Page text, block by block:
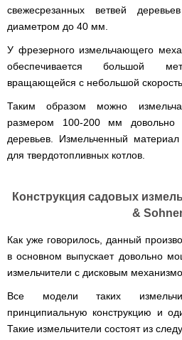
свежесрезанных ветвей
диаметром до 40 мм.
У фрезерного измельчающего
обеспечивается большой
вращающейся с небольшой
Таким образом можно
размером 100-200 мм довольно
деревьев. Измельченный материал
для твердотопливных котлов.
Конструкция садовых
&
Как уже говорилось, данный
в основном выпускает довольно
измельчители с дисковым
Все модели таких
принципиальную конструкцию и
Такие измельчители состоят из
Бойлеры
Clima
Runde
H
Горизонтальный
цилиндрический
водонагреватель
мокрым
ТЭНом
EWT
Licht
водонагреватель
мокрым
ТЭНом
скрытым
регулятором
мощности
Помпы
мотоблоков
точки
на
Опрыскиватели
трактора,
мототрактора
Разбрасыватель
удобрений
для
мототрактора
мототрактора
Чеснококопалка
для
минитрактора,
трактора
Чеснокосажалки